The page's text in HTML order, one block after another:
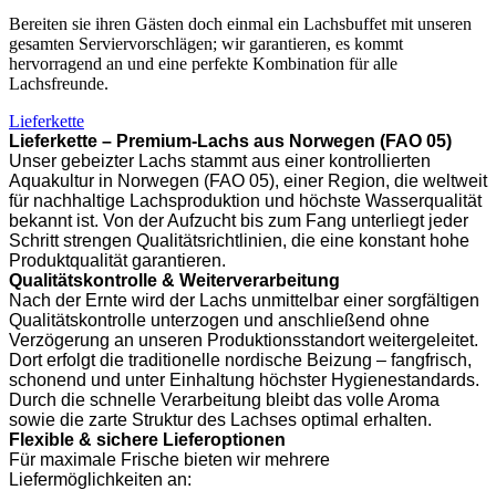
Bereiten sie ihren Gästen doch einmal ein Lachsbuffet mit unseren
gesamten Serviervorschlägen; wir garantieren, es kommt
hervorragend an und eine perfekte Kombination für alle
Lachsfreunde.
Lieferkette
Lieferkette – Premium-Lachs aus Norwegen (FAO 05)
Unser gebeizter Lachs stammt aus einer kontrollierten
Aquakultur in Norwegen (FAO 05), einer Region, die weltweit
für nachhaltige Lachsproduktion und höchste Wasserqualität
bekannt ist. Von der Aufzucht bis zum Fang unterliegt jeder
Schritt strengen Qualitätsrichtlinien, die eine konstant hohe
Produktqualität garantieren.
Qualitätskontrolle & Weiterverarbeitung
Nach der Ernte wird der Lachs unmittelbar einer sorgfältigen
Qualitätskontrolle unterzogen und anschließend ohne
Verzögerung an unseren Produktionsstandort weitergeleitet.
Dort erfolgt die traditionelle nordische Beizung – fangfrisch,
schonend und unter Einhaltung höchster Hygienestandards.
Durch die schnelle Verarbeitung bleibt das volle Aroma
sowie die zarte Struktur des Lachses optimal erhalten.
Flexible & sichere Lieferoptionen
Für maximale Frische bieten wir mehrere
Liefermöglichkeiten an: